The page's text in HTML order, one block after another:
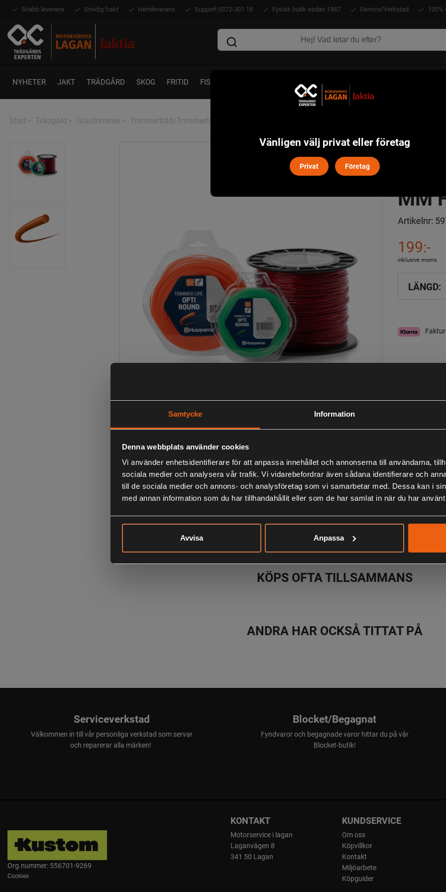
Samtycke Information
Denna webbplats använder cookies
Vi använder enhetsidentifierare för att anpassa innehållet och annonserna till användarna,
sociala medier och analysera vår trafik. Vi vidarebefordrar även sådana identifierare och
till de sociala medier och annons- och analysföretag som vi samarbetar med. Dessa kan i
med annan information som du har tillhandahållit eller som de har samlat in när du har
Avvisa Anpassa
Snabb leverans Smidig frakt Hemleverans Support 0372-301 18 Fysisk butik sedan 1987 Service/Verkstad 100%
NYHETER JAKT TRÄDGÅRD SKOG FRITID FISKE
Start > Trädgård > Grästrimmer > Trimmertråd/Trimmerhuvud
MM
Artikelnr:
199:-
inklusive moms
LÄNGD:
Observera att
Beskrivning
och
LIKNANDE PRODUKTER
KÖPS OFTA TILLSAMMANS
ANDRA HAR OCKSÅ TITTAT PÅ
Serviceverkstad
Välkommen in till vår personliga verkstad som servar
och reparerar alla märken!
Blocket/Begagnat
Fyndvaror och begagnade varor hittar du på vår
Blocket-butik!
Org.nummer: 556701-9269
Cookies
KONTAKT
Motorservice i lagan
Laganvägen 8
341 50 Lagan
KUNDSERVICE
Om oss
Köpvillkor
Kontakt
Miljöarbete
Köpguider
Vänligen välj privat eller företag
Privat Företag